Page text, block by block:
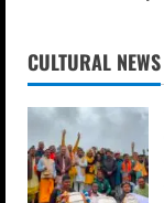
CULTURAL NEWS